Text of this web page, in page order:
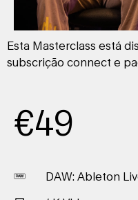
Esta Masterclass está
subscrição connect e
€49
DAW: Ableton